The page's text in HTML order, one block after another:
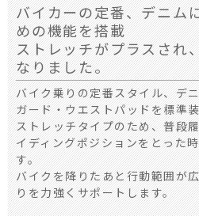
バイカーの定番、デニム
めの機能を搭載
ストレッチがプラスされ
なりました。
バイク乗りの定番スタイル、デ
ガード・ウエストパッドを標準
ストレッチタイプのため、普段
イディングポジションをとった
す。
バイクを降りたあと行動範囲が
りを力強くサポートします。